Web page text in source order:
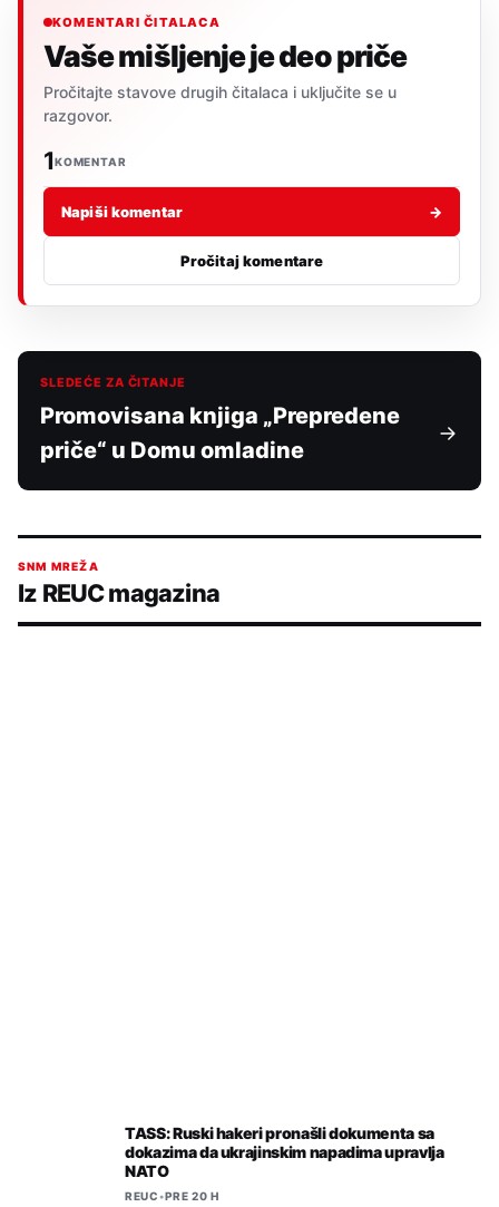
KOMENTARI ČITALACA
Vaše mišljenje je deo priče
Pročitajte stavove drugih čitalaca i uključite se u
razgovor.
1KOMENTAR
Napiši komentar →
Pročitaj komentare
SLEDEĆE ZA ČITANJE
Promovisana knjiga „Prepredene
priče“ u Domu omladine
SNM MREŽA
Iz REUC magazina
TASS: Ruski hakeri pronašli dokumenta sa
dokazima da ukrajinskim napadima upravlja
NATO
REUC•PRE 20 H